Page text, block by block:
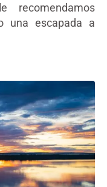
recomendamos
una escapada a